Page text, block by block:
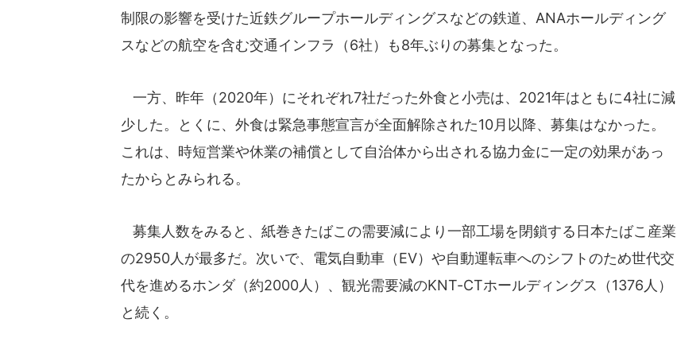
制限の影響を受けた近鉄グループホールディングスなどの鉄道、ANAホールディング
スなどの航空を含む交通インフラ（6社）も8年ぶりの募集となった。
一方、昨年（2020年）にそれぞれ7社だった外食と小売は、2021年はともに4社に減
少した。とくに、外食は緊急事態宣言が全面解除された10月以降、募集はなかった。
これは、時短営業や休業の補償として自治体から出される協力金に一定の効果があっ
たからとみられる。
募集人数をみると、紙巻きたばこの需要減により一部工場を閉鎖する日本たばこ産業
の2950人が最多だ。次いで、電気自動車（EV）や自動運転車へのシフトのため世代交
代を進めるホンダ（約2000人）、観光需要減のKNT-CTホールディングス（1376人）
と続く。